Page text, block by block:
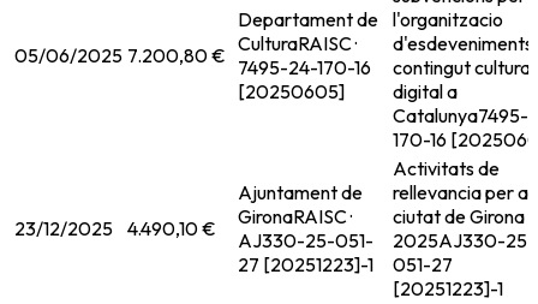
05/06/2025 7.200,80 €
Departament de
CulturaRAISC ·
7495-24-170-16
[20250605]
l'organitzacio
d'esdeveniments
contingut cultural
digital a
Catalunya7495-
170-16
23/12/2025 4.490,10 €
Ajuntament de
GironaRAISC ·
AJ330-25-051-
27 [20251223]-1
Activitats de
rellevancia per a
ciutat de Girona
2025AJ330-25-
051-27
[20251223]-1